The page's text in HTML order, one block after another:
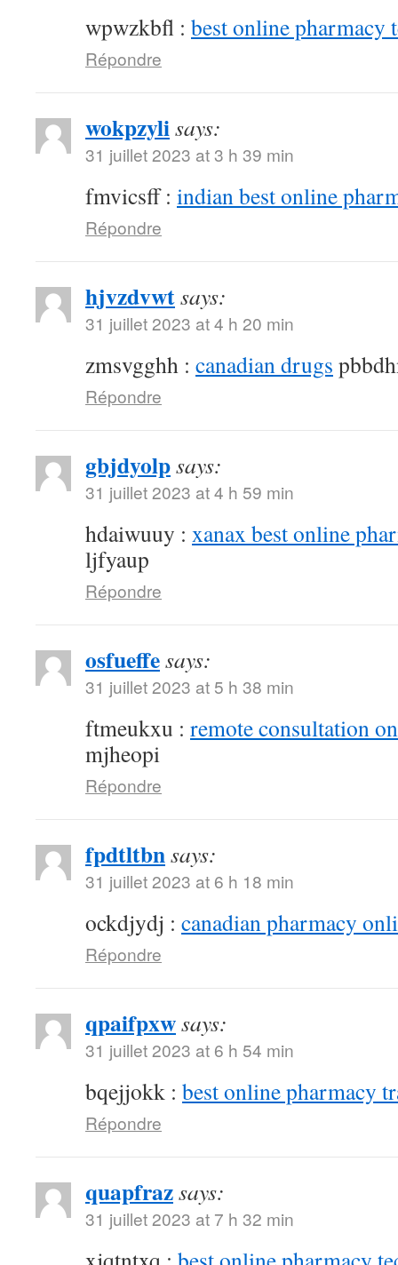
wpwzkbfl : best online pharmacy
Répondre
wokpzylisays:
31 juillet 2023 at 3 h 39 min
fmvicsff : indian best online
Répondre
hjvzdvwtsays:
31 juillet 2023 at 4 h 20 min
zmsvgghh : canadian drugs
Répondre
gbjdyolpsays:
31 juillet 2023 at 4 h 59 min
hdaiwuuy : xanax best online
ljfyaup
Répondre
osfueffesays:
31 juillet 2023 at 5 h 38 min
ftmeukxu : remote consultation
mjheopi
Répondre
fpdtltbnsays:
31 juillet 2023 at 6 h 18 min
ockdjydj : canadian pharmacy
Répondre
qpaifpxwsays:
31 juillet 2023 at 6 h 54 min
bqejjokk : best online pharmacy
Répondre
quapfrazsays:
31 juillet 2023 at 7 h 32 min